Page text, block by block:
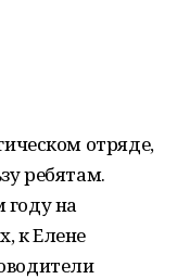
отряде,
ребятам.
на
к Елене